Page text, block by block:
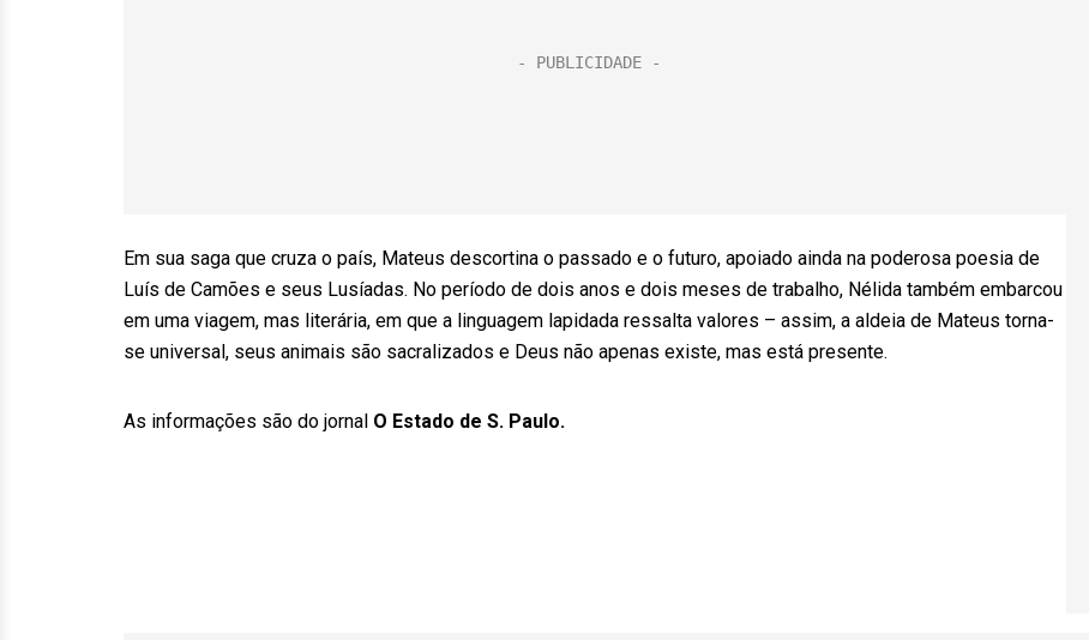
Em sua saga que cruza o país, Mateus descortina o passado e o futuro, apoiado ainda na poderosa poesia de
Luís de Camões e seus Lusíadas. No período de dois anos e dois meses de trabalho, Nélida também embarcou
em uma viagem, mas literária, em que a linguagem lapidada ressalta valores – assim, a aldeia de Mateus torna-
se universal, seus animais são sacralizados e Deus não apenas existe, mas está presente.
As informações são do jornal O Estado de S. Paulo.